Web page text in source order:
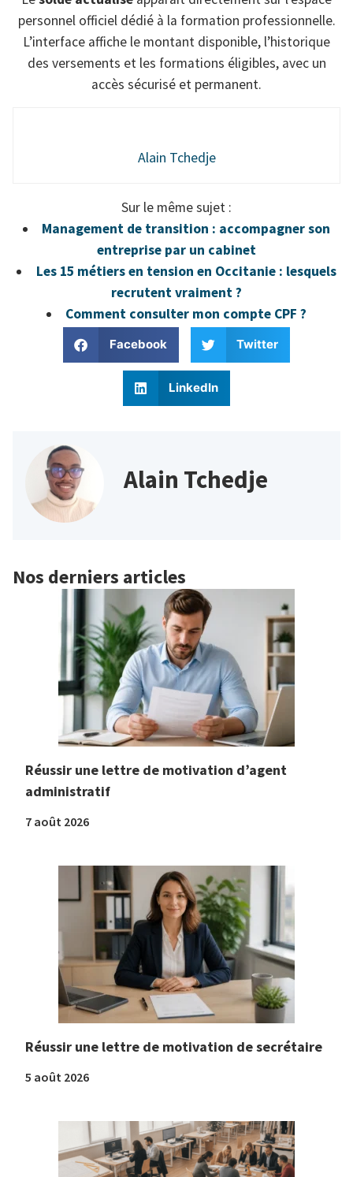
personnel officiel dédié à la formation professionnelle.
L’interface affiche le montant disponible, l’historique
des versements et les formations éligibles, avec un
accès sécurisé et permanent.
Alain Tchedje
Sur le même sujet :
Management de transition : accompagner son
entreprise par un cabinet
Les 15 métiers en tension en Occitanie : lesquels
recrutent vraiment ?
Comment consulter mon compte CPF ?
Facebook Twitter
LinkedIn
Alain Tchedje
Nos derniers articles
Réussir une lettre de motivation d’agent
administratif
7 août 2026
Réussir une lettre de motivation de secrétaire
5 août 2026